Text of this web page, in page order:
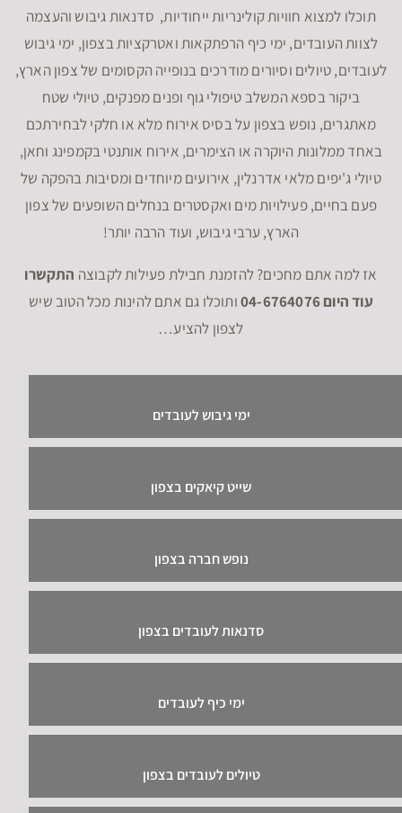
תוכלו למצוא חוויות קולינריות ייחודיות, סדנאות גיבוש והעצמה
לצוות העובדים, ימי כיף הרפתקאות ואטרקציות בצפון, ימי גיבוש
לעובדים, טיולים וסיורים מודרכים בנופייה הקסומים של צפון הארץ,
ביקור בספא המשלב טיפולי גוף ופנים מפנקים, טיולי שטח
מאתגרים, נופש בצפון על בסיס אירוח מלא או חלקי לבחירתכם
באחד ממלונות היוקרה או הצימרים, אירוח אותנטי בקמפינג וחאן,
טיולי ג'יפים מלאי אדרנלין, אירועים מיוחדים ומסיבות בהפקה של
פעם בחיים, פעילויות מים ואקסטרים בנחלים השופעים של צפון
הארץ, ערבי גיבוש, ועוד הרבה יותר!
אז למה אתם מחכים? להזמנת חבילת פעילות לקבוצה התקשרו
עוד היום 04-6764076
ותוכלו גם אתם להינות מכל הטוב שיש
לצפון להציע…
ימי גיבוש לעובדים
שייט קיאקים בצפון
נופש חברה בצפון
סדנאות לעובדים בצפון
ימי כיף לעובדים
טיולים לעובדים בצפון